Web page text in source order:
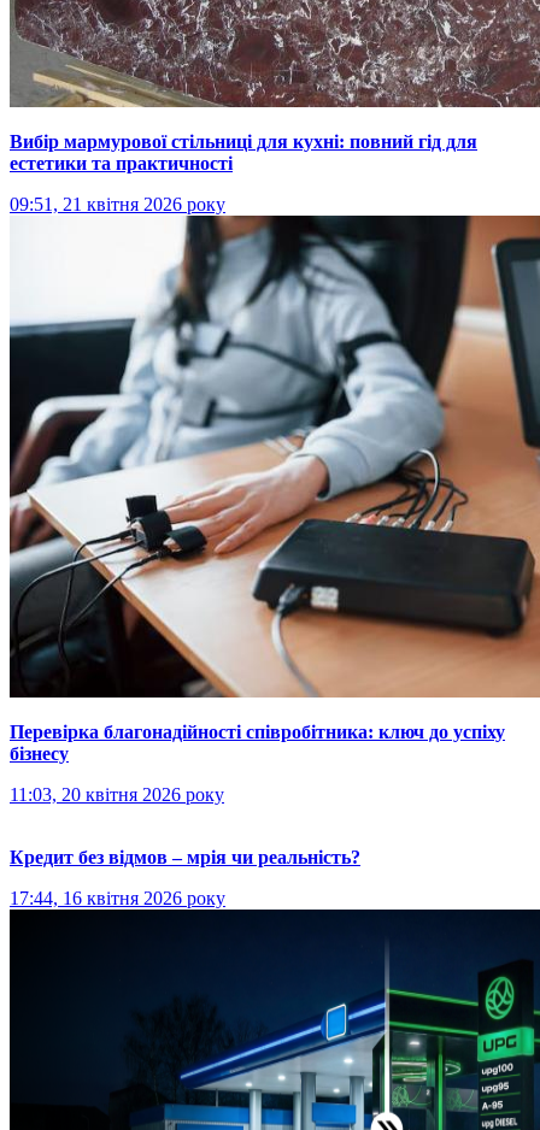
Вибір мармурової стільниці для кухні: повний гід для
естетики та практичності
09:51, 21 квітня 2026 року
Перевірка благонадійності співробітника: ключ до успіху
бізнесу
11:03, 20 квітня 2026 року
Кредит без відмов – мрія чи реальність?
17:44, 16 квітня 2026 року